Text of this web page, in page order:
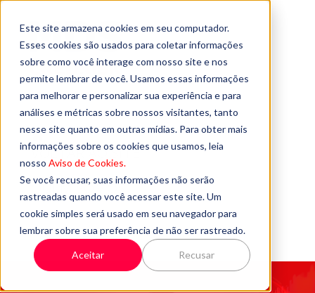
Este site armazena cookies em seu computador.
Esses cookies são usados para coletar informações
sobre como você interage com nosso site e nos
permite lembrar de você. Usamos essas informações
para melhorar e personalizar sua experiência e para
análises e métricas sobre nossos visitantes, tanto
nesse site quanto em outras mídias. Para obter mais
informações sobre os cookies que usamos, leia
nosso Aviso de Cookies.
Se você recusar, suas informações não serão
rastreadas quando você acessar este site. Um
cookie simples será usado em seu navegador para
lembrar sobre sua preferência de não ser rastreado.
Aceitar Recusar
VOLTAR AO SITE
QUEM SOMOS
FALE CONOSCO